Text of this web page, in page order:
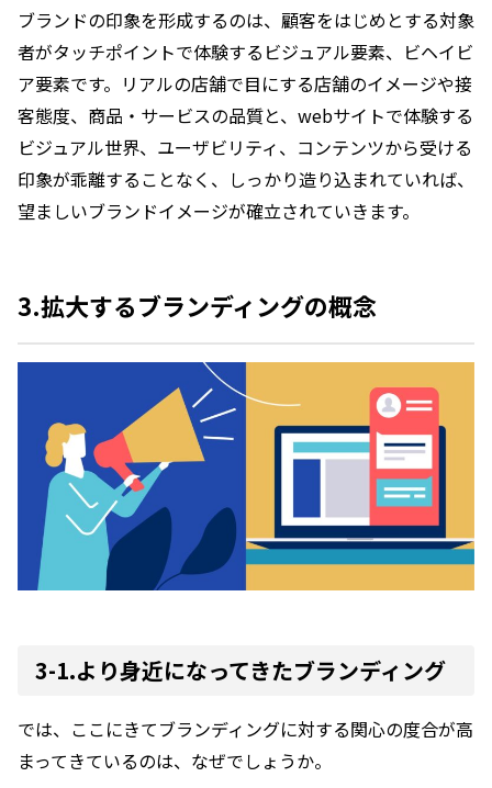
ブランドの印象を形成するのは、顧客をはじめとする対象
者がタッチポイントで体験するビジュアル要素、ビヘイビ
ア要素です。リアルの店舗で目にする店舗のイメージや接
客態度、商品・サービスの品質と、webサイトで体験する
ビジュアル世界、ユーザビリティ、コンテンツから受ける
印象が乖離することなく、しっかり造り込まれていれば、
望ましいブランドイメージが確立されていきます。
3.拡大するブランディングの概念
3-1.より身近になってきたブランディング
では、ここにきてブランディングに対する関心の度合が高
まってきているのは、なぜでしょうか。